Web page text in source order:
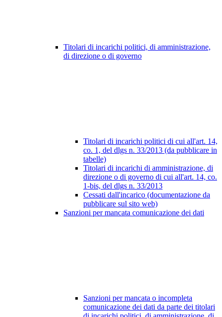
Titolari di incarichi politici, di amministrazione,
di direzione o di governo
Titolari di incarichi politici di cui all'art. 14,
co. 1, del dlgs n. 33/2013 (da pubblicare in
tabelle)
Titolari di incarichi di amministrazione, di
direzione o di governo di cui all'art. 14, co.
1-bis, del dlgs n. 33/2013
Cessati dall'incarico (documentazione da
pubblicare sul sito web)
Sanzioni per mancata comunicazione dei dati
Sanzioni per mancata o incompleta
comunicazione dei dati da parte dei titolari